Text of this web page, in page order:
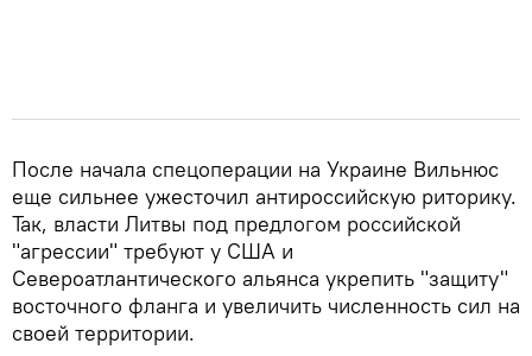
После начала спецоперации на Украине Вильнюс
еще сильнее ужесточил антироссийскую риторику.
Так, власти Литвы под предлогом российской
"агрессии" требуют у США и
Североатлантического альянса укрепить "защиту"
восточного фланга и увеличить численность сил на
своей территории.